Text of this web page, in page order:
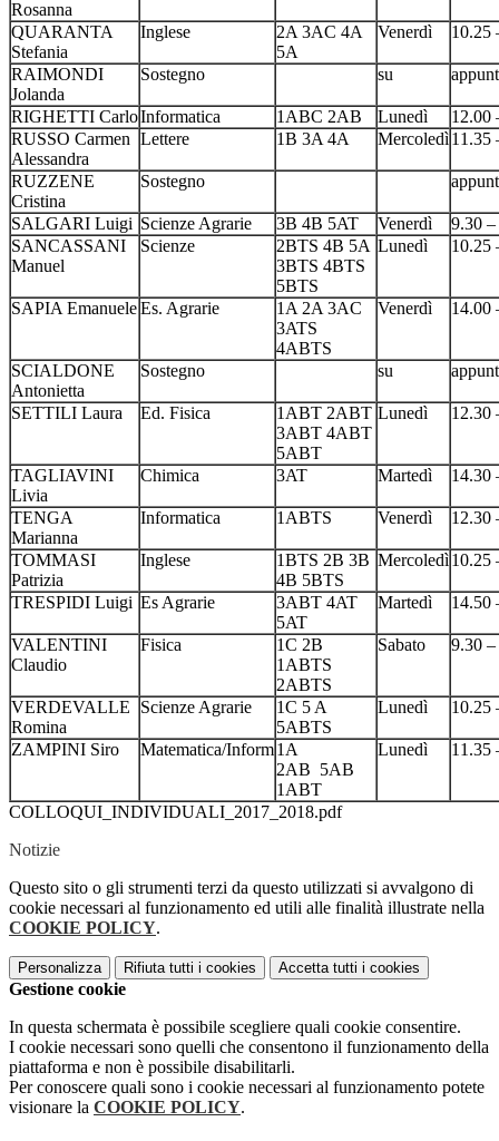
Rosanna
QUARANTA
Stefania
Inglese
2A 3AC 4A
5A
Venerdì 10.25
RAIMONDI
Jolanda
Sostegno su
RIGHETTI CarloInformatica 1ABC 2AB Lunedì
12.00
RUSSO Carmen
Alessandra
Lettere 1B 3A 4A Mercoledì11.35
RUZZENE
Cristina
Sostegno
SALGARI Luigi Scienze Agrarie 3B 4B 5AT Venerdì
9.30
SANCASSANI
Manuel
Scienze
2BTS 4B 5A
3BTS 4BTS
5BTS
Lunedì 10.25
SAPIA EmanueleEs. Agrarie
1A 2A 3AC
3ATS
4ABTS
Venerdì 14.00
SCIALDONE
Antonietta
Sostegno su
SETTILI Laura Ed. Fisica
1ABT 2ABT
3ABT 4ABT
5ABT
Lunedì 12.30
TAGLIAVINI
Livia
Chimica 3AT Martedì 14.30
TENGA
Marianna
Informatica 1ABTS Venerdì 12.30
TOMMASI
Patrizia
Inglese
1BTS 2B 3B
4B 5BTS
Mercoledì10.25
TRESPIDI Luigi Es Agrarie
3ABT 4AT
5AT
Martedì 14.50
VALENTINI
Claudio
Fisica
1C 2B
1ABTS
2ABTS
Sabato 9.30
VERDEVALLE
Romina
Scienze Agrarie
1C 5 A
5ABTS
Lunedì 10.25
ZAMPINI Siro Matematica/Inform1A
2AB 5AB
1ABT
Lunedì 11.35
COLLOQUI_INDIVIDUALI_2017_2018.pdf
Notizie
Questo sito o gli strumenti terzi da questo utilizzati si avvalgono di
cookie necessari al funzionamento ed utili alle finalità illustrate nella
COOKIE POLICY.
Personalizza Rifiuta tutti i cookies Accetta tutti i cookies
Gestione cookie
In questa schermata è possibile scegliere quali cookie consentire.
I cookie necessari sono quelli che consentono il funzionamento della
piattaforma e non è possibile disabilitarli.
Per conoscere quali sono i cookie necessari al funzionamento potete
visionare la COOKIE POLICY.